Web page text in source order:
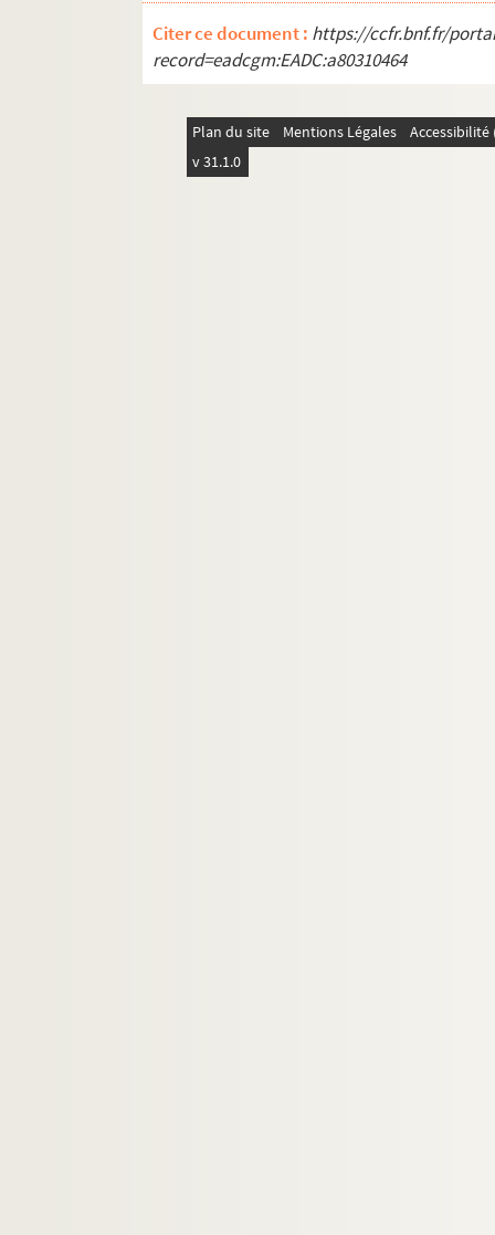
Citer ce document : https://ccfr.bnf.fr/
record=eadcgm:EADC:a80310464
Plan du site Mentions Légales
v 31.1.0